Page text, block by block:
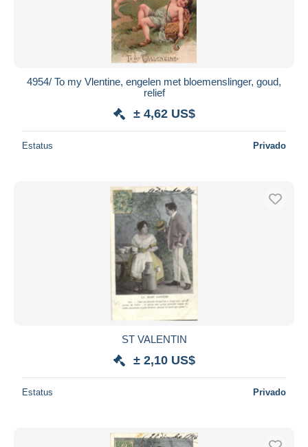
4954/ To my Vlentine, engelen met bloemenslinger, goud,
relief
± 4,62 US$
Estatus Privado
ST VALENTIN
± 2,10 US$
Estatus Privado